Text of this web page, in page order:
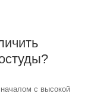
началом с высокой